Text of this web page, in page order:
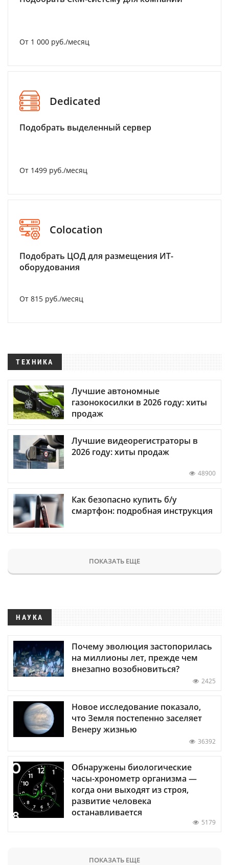
От 1 000 руб./месяц
Dedicated
Подобрать выделенный сервер
От 1499 руб./месяц
Colocation
Подобрать ЦОД для размещения ИТ-
оборудования
От 815 руб./месяц
ТЕХНИКА
Лучшие автономные
газонокосилки в 2026 году: хиты
продаж
Лучшие видеорегистраторы в
2026 году: хиты продаж
48900
Как безопасно купить б/у
смартфон: подробная инструкция
ПОКАЗАТЬ ЕЩЕ
НАУКА
Почему эволюция застопорилась
на миллионы лет, прежде чем
внезапно возобновиться?
2425
Новое исследование показало,
что Земля постепенно заселяет
Венеру жизнью
36392
Обнаружены биологические
часы-хронометр организма —
когда они выходят из строя,
развитие человека
останавливается
5179
ПОКАЗАТЬ ЕЩЕ